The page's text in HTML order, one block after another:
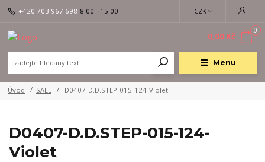
Menu
CZK
+420 703 967 698 8:00 - 15:00
0
0,00 Kč
Úvod SALE D0407-D.D.STEP-015-124-Violet
D0407-D.D.STEP-015-124-
Violet